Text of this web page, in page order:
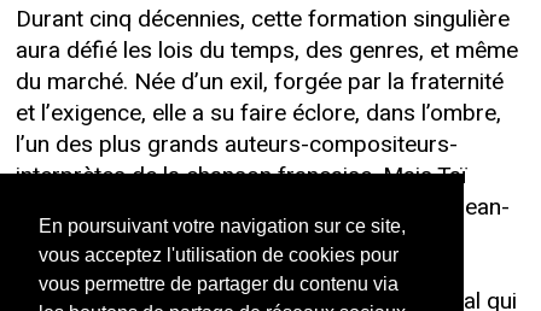
En poursuivant votre navigation sur ce site,
vous acceptez l'utilisation de cookies pour
vous permettre de partager du contenu via
Durant cinq décennies, cette formation singulière
aura défié les lois du temps, des genres, et même
du marché. Née d’un exil, forgée par la fraternité
et l’exigence, elle a su faire éclore, dans l’ombre,
l’un des plus grands auteurs-compositeurs-
interprètes de la chanson française. Mais Taï
Phong ne saurait se réduire à la genèse de Jean-
Jacques Goldman. Ce serait ignorer le rôle
fondamental de Khanh Maï, frère d’âme et
d’armes, architecte tenace d’un projet musical qui